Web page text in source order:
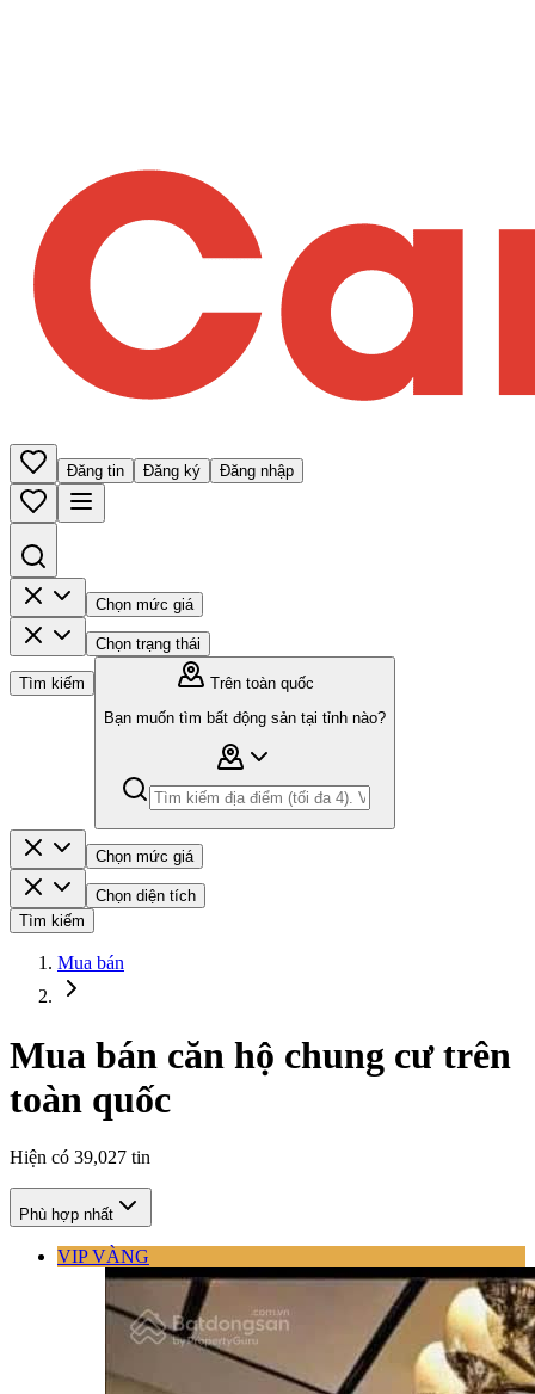
Đăng tin Đăng ký Đăng nhập
Chọn mức giá
Chọn trạng thái
Tìm kiếm
Trên toàn quốc
Bạn muốn tìm bất động sản tại tỉnh nào?
Chọn mức giá
Chọn diện tích
Tìm kiếm
Mua bán
Mua bán căn hộ chung cư trên
toàn quốc
Hiện có 39,027 tin
Phù hợp nhất
VIP VÀNG